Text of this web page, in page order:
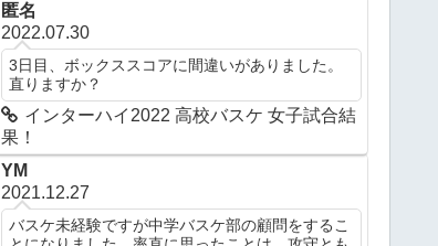
匿名
2022.07.30
3日目、ボックススコアに間違いがありました。
直りますか？
インターハイ2022 高校バスケ 女子試合結
果！
YM
2021.12.27
バスケ未経験ですが中学バスケ部の顧問をするこ